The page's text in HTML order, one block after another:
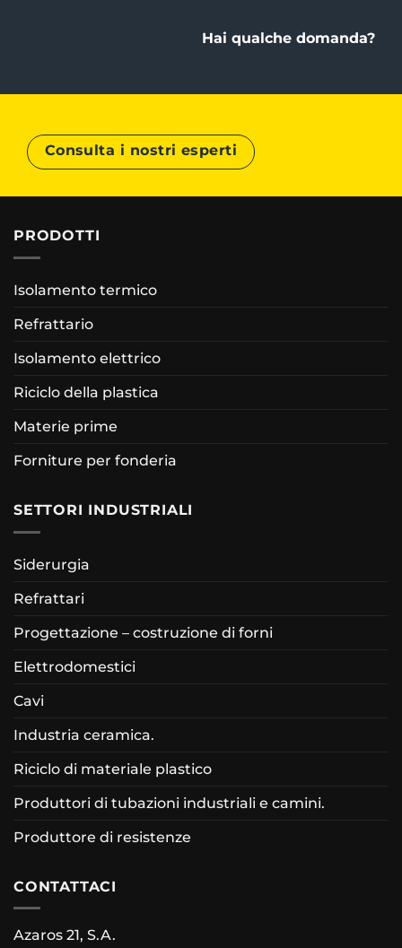
Hai qualche domanda?
Consulta i nostri esperti
PRODOTTI
Isolamento termico
Refrattario
Isolamento elettrico
Riciclo della plastica
Materie prime
Forniture per fonderia
SETTORI INDUSTRIALI
Siderurgia
Refrattari
Progettazione – costruzione di forni
Elettrodomestici
Cavi
Industria ceramica.
Riciclo di materiale plastico
Produttori di tubazioni industriali e camini.
Produttore di resistenze
CONTATTACI
Azaros 21, S.A.